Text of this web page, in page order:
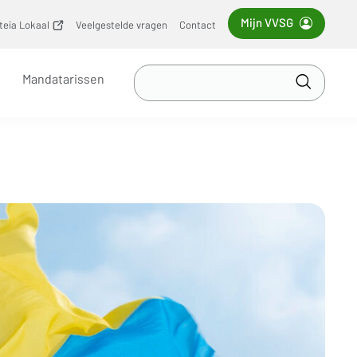
Lokaal
(opent
Veelgestelde vragen Contact Mijn VVSG
Mandatarissen
Zoek
in